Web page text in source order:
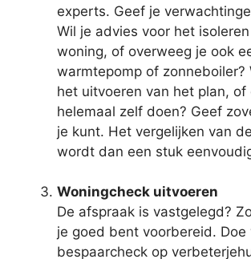
experts. Geef je
Wil je advies voor het
woning, of overweeg je ook
warmtepomp of zonneboiler?
het uitvoeren van het plan, of
helemaal zelf doen? Geef
je kunt. Het vergelijken van
wordt dan een stuk
Woningcheck uitvoeren
De afspraak is vastgelegd?
je goed bent voorbereid. Doe
bespaarcheck op